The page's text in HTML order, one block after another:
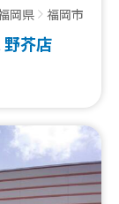
岡県 福岡市
野芥店